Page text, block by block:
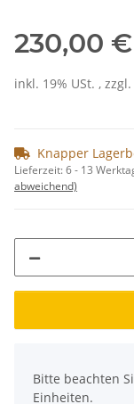
230,00 €
inkl. 19% USt. , zzgl.
Knapper
Lieferzeit:6 - 13
abweichend)
Bitte beachten
Einheiten.